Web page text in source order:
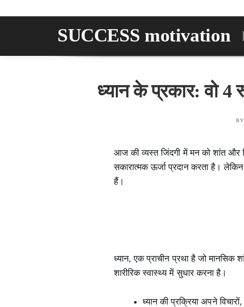
SUCCESS motivation
ध्यान के प्रकार: वो
आज की व्यस्त जिंदगी में मन को शांत और
सकारात्मक ऊर्जा प्रदान करता है।
हैं।
ध्यान, एक प्राचीन प्रथा है जो मानसिक
शारीरिक स्वास्थ्य में सुधार करना है।
ध्यान की प्रक्रिया अपने